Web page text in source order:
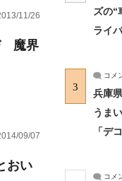
11/26
魔界
09/07
おい
ズの
ライ
3
コメ
兵庫
うま
「デ
コメ